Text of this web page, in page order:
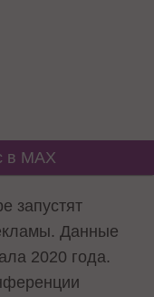
в MAX
запустят
Данные
2020 года.